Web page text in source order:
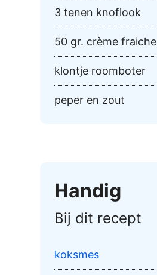
3 tenen knoflook
50 gr. crème fraiche
klontje roomboter
peper en zout
Handig
Bij dit recept
koksmes